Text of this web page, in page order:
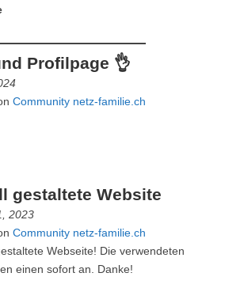
Profilpage 👌
Community netz-familie.ch
gestaltete Website
2023
Community netz-familie.ch
Webseite! Die verwendeten
einen sofort an. Danke!